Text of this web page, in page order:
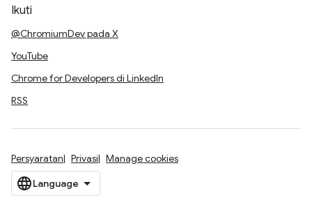
Ikuti
@ChromiumDev pada X
YouTube
Chrome for Developers di LinkedIn
RSS
Persyaratan Privasi Manage cookies